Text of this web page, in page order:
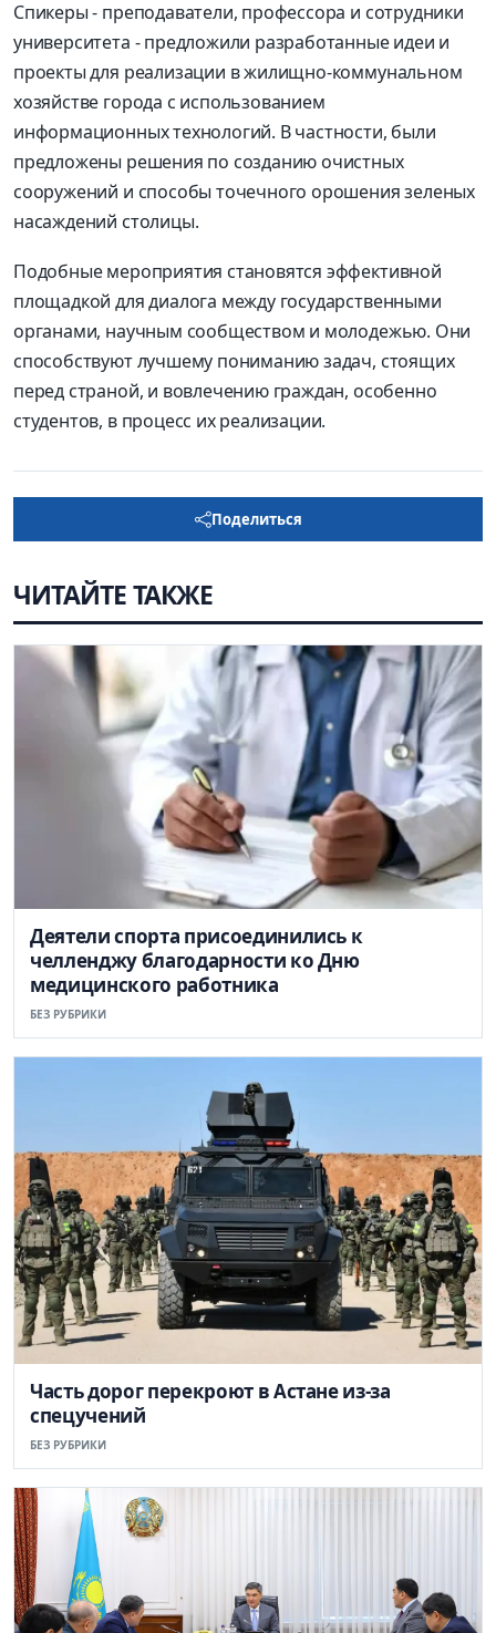
Спикеры - преподаватели, профессора и сотрудники
университета - предложили разработанные идеи и
проекты для реализации в жилищно-коммунальном
хозяйстве города с использованием
информационных технологий. В частности, были
предложены решения по созданию очистных
сооружений и способы точечного орошения зеленых
насаждений столицы.
Подобные мероприятия становятся эффективной
площадкой для диалога между государственными
органами, научным сообществом и молодежью. Они
способствуют лучшему пониманию задач, стоящих
перед страной, и вовлечению граждан, особенно
студентов, в процесс их реализации.
Поделиться
ЧИТАЙТЕ ТАКЖЕ
Деятели спорта присоединились к
челленджу благодарности ко Дню
медицинского работника
БЕЗ РУБРИКИ
Часть дорог перекроют в Астане из-за
спецучений
БЕЗ РУБРИКИ